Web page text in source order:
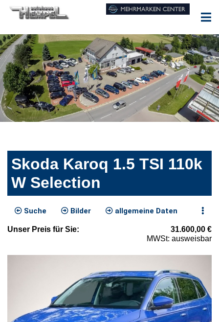
Skoda Karoq 1.5 TSI 110k
W Selection
Suche Bilder allgemeine Daten
Unser Preis für Sie: 31.600,00 €
MWSt: ausweisbar